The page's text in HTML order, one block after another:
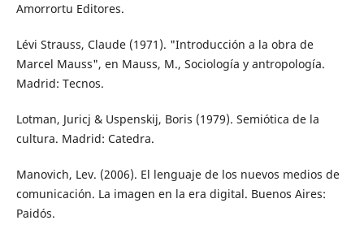
Amorrortu Editores.
Lévi Strauss, Claude (1971). "Introducción a la obra de
Marcel Mauss", en Mauss, M., Sociología y antropología.
Madrid: Tecnos.
Lotman, Juricj & Uspenskij, Boris (1979). Semiótica de la
cultura. Madrid: Catedra.
Manovich, Lev. (2006). El lenguaje de los nuevos medios de
comunicación. La imagen en la era digital. Buenos Aires:
Paidós.